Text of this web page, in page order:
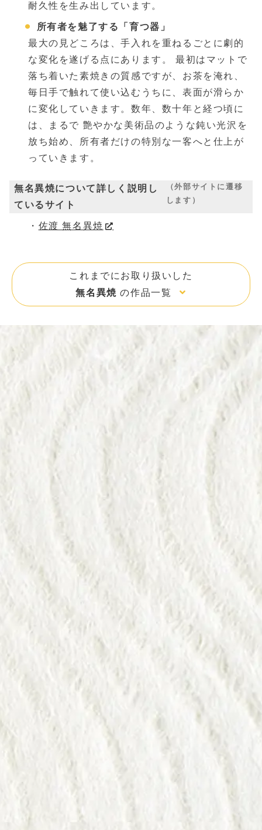
耐久性を生み出しています。
所有者を魅了する「育つ器」
最大の見どころは、手入れを重ねるごとに劇的
な変化を遂げる点にあります。 最初はマットで
落ち着いた素焼きの質感ですが、お茶を淹れ、
毎日手で触れて使い込むうちに、表面が滑らか
に変化していきます。数年、数十年と経つ頃に
は、まるで 艶やかな美術品のような鈍い光沢を
放ち始め、所有者だけの特別な一客へと仕上が
っていきます。
無名異焼について詳しく説明し
ているサイト
（外部サイトに遷移
します）
佐渡 無名異焼
これまでにお取り扱いした
無名異焼 の作品一覧